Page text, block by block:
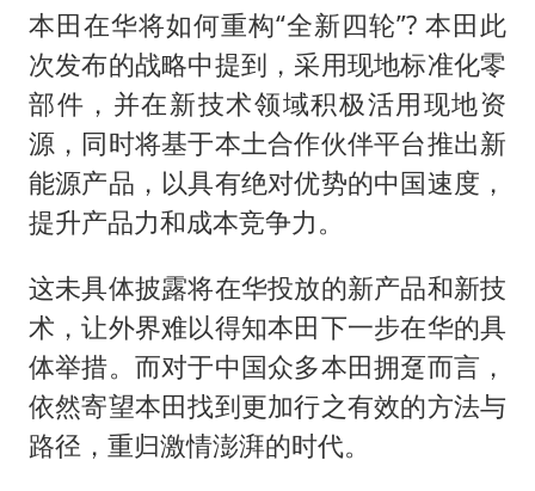
本田在华将如何重构“全新四轮”? 本田此
次发布的战略中提到，采用现地标准化零
部件，并在新技术领域积极活用现地资
源，同时将基于本土合作伙伴平台推出新
能源产品，以具有绝对优势的中国速度，
提升产品力和成本竞争力。
这未具体披露将在华投放的新产品和新技
术，让外界难以得知本田下一步在华的具
体举措。而对于中国众多本田拥趸而言，
依然寄望本田找到更加行之有效的方法与
路径，重归激情澎湃的时代。